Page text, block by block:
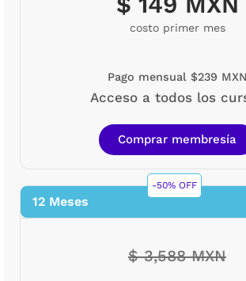
costo primer mes
Pago mensual $239 MXN
Acceso a todos los
Comprar membresía
-50% OFF
12 Meses
$ 3,588 MXN